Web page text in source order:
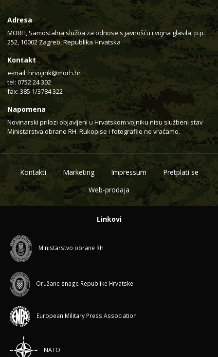
Adresa
MORH, Samostalna služba za odnose s javnošću i vojna glasila, p.p.
252, 10002 Zagreb, Republika Hrvatska
Kontakt
e-mail: hrvojnik@morh.hr
tel: 0752 24 302
fax: 385 1/3784 322
Napomena
Novinarski prilozi objavljeni u Hrvatskom vojniku nisu službeni stav
Ministarstva obrane RH. Rukopise i fotografije ne vraćamo.
Kontakti Marketing Impressum
Pretplati se
Web-prodaja
Linkovi
Ministarstvo obrane RH
Oružane snage Republike Hrvatske
European Military Press Association
NATO